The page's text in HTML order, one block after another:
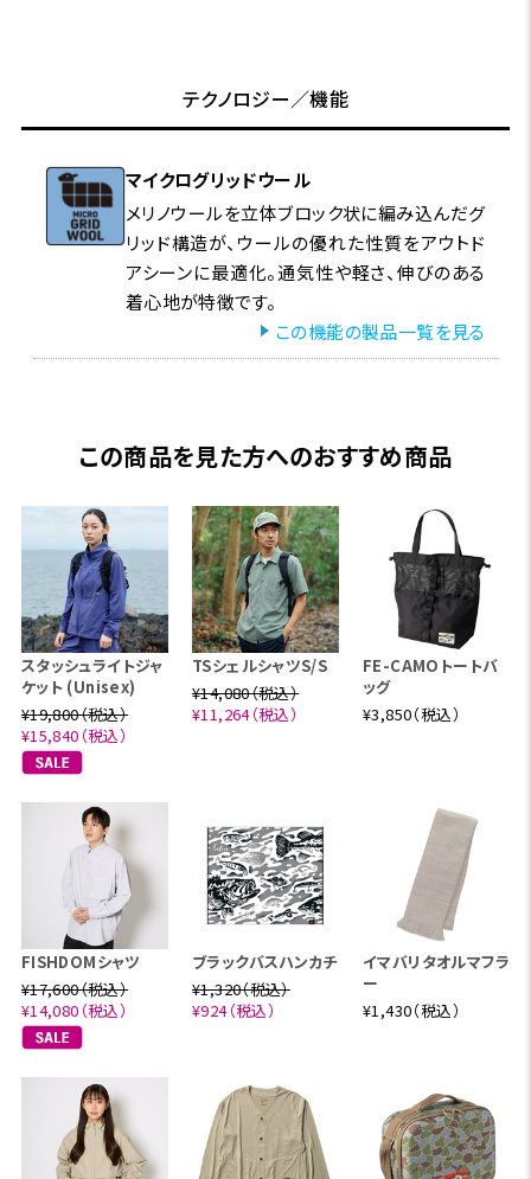
テクノロジー／機能
マイクログリッドウール
メリノウールを立体ブロック状に編み込んだグ
リッド構造が、ウールの優れた性質をアウトド
アシーンに最適化。通気性や軽さ、伸びのある
着心地が特徴です。
この機能の製品一覧を見る
この商品を見た方へのおすすめ商品
スタッシュライトジャ
ケット (Unisex)
¥19,800（税込）
¥15,840（税込）
TSシェルシャツS/S
¥14,080（税込）
¥11,264（税込）
FE-CAMOトートバ
ッグ
¥3,850（税込）
FISHDOMシャツ
¥17,600（税込）
¥14,080（税込）
ブラックバスハンカチ
¥1,320（税込）
¥924（税込）
イマバリタオルマフラ
ー
¥1,430（税込）